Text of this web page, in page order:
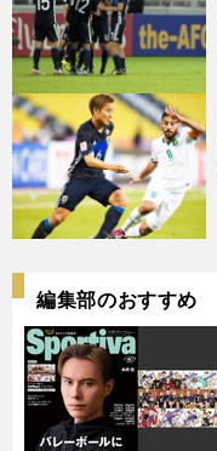
編集部のおすすめ